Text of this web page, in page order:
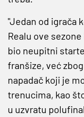
"Jedan od igrača
Realu ove sezone
bio neupitni
franšize, već
napadač koji je
trenucima, kao
u uzvratu